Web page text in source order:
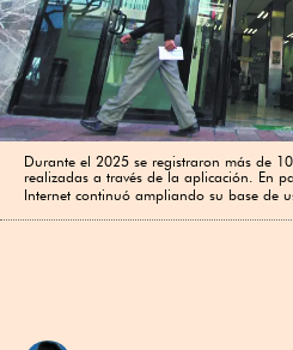
Durante el 2025 se registraron más de
realizadas a través de la aplicación. En
Internet continuó ampliando su base de